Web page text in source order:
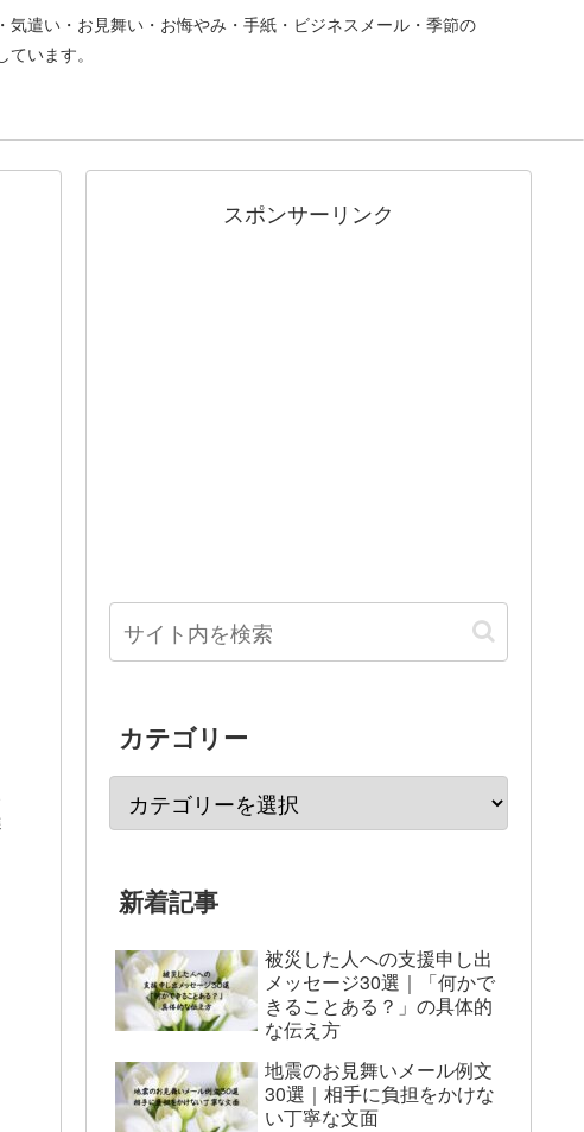
遣い・お見舞い・お悔やみ・手紙・ビジネスメール・季節の
います。
スポンサーリンク
カテゴリー
新着記事
被災した人への支援申し出
メッセージ30選｜「何かで
きることある？」の具体的
な伝え方
地震のお見舞いメール例文
30選｜相手に負担をかけな
い丁寧な文面